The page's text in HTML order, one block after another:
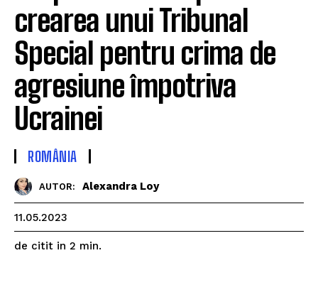
crearea unui Tribunal
Special pentru crima de
agresiune împotriva
Ucrainei
ROMÂNIA
AUTOR: Alexandra Loy
11.05.2023
de citit in 2 min.